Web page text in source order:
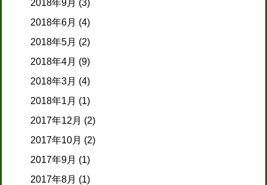
2018年9月 (3)
2018年6月 (4)
2018年5月 (2)
2018年4月 (9)
2018年3月 (4)
2018年1月 (1)
2017年12月 (2)
2017年10月 (2)
2017年9月 (1)
2017年8月 (1)